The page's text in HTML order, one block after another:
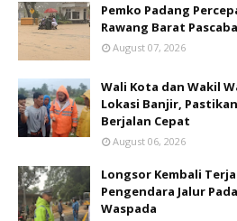
Pemko Padang
Rawang Barat
August 07, 2026
Wali Kota dan Wakil
Lokasi Banjir,
Berjalan Cepat
August 06, 2026
Longsor Kembali
Pengendara Jalur
Waspada